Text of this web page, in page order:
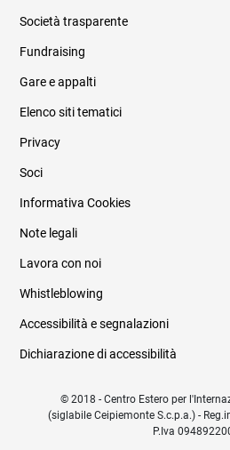
Informazioni legali e
Società trasparente
Fundraising
Gare e appalti
Elenco siti tematici
Privacy
Soci
Informativa Cookies
Note legali
Lavora con noi
Whistleblowing
Accessibilità e segnalazioni
Dichiarazione di accessibilità
© 2018 - Centro Estero per
(siglabile Ceipiemonte S.c.p.a.) -
P.Iva